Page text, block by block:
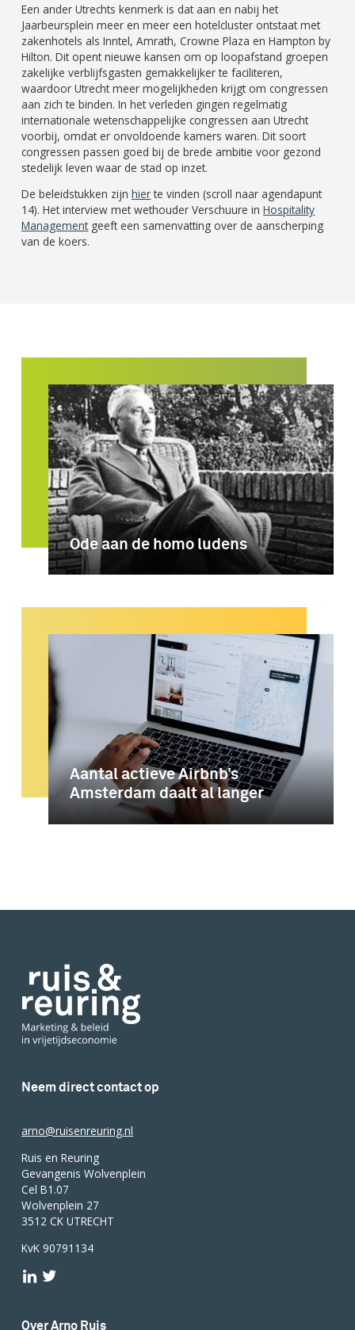
Een ander Utrechts kenmerk is dat aan en nabij het
Jaarbeursplein meer en meer een hotelcluster ontstaat met
zakenhotels als Inntel, Amrath, Crowne Plaza en Hampton by
Hilton. Dit opent nieuwe kansen om op loopafstand groepen
zakelijke verblijfsgasten gemakkelijker te faciliteren,
waardoor Utrecht meer mogelijkheden krijgt om congressen
aan zich te binden. In het verleden gingen regelmatig
internationale wetenschappelijke congressen aan Utrecht
voorbij, omdat er onvoldoende kamers waren. Dit soort
congressen passen goed bij de brede ambitie voor gezond
stedelijk leven waar de stad op inzet.
De beleidstukken zijnhierte vinden (scroll naar agendapunt
14). Het interview met wethouder Verschuure inHospitality
Managementgeeft een samenvatting over de aanscherping
van de koers.
Ode aan de homo ludens
Aantal actieve Airbnb’s
Amsterdam daalt al langer
Neem direct contact op
arno@ruisenreuring.nl
Ruis en Reuring
Gevangenis Wolvenplein
Cel B1.07
Wolvenplein 27
3512 CK UTRECHT
KvK 90791134
Over Arno Ruis